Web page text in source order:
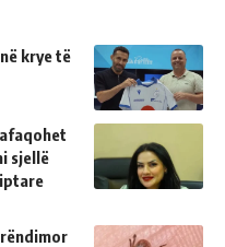
krye të
sjellë